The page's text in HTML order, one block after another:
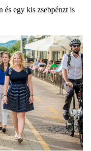
és egy kis zsebpénzt is